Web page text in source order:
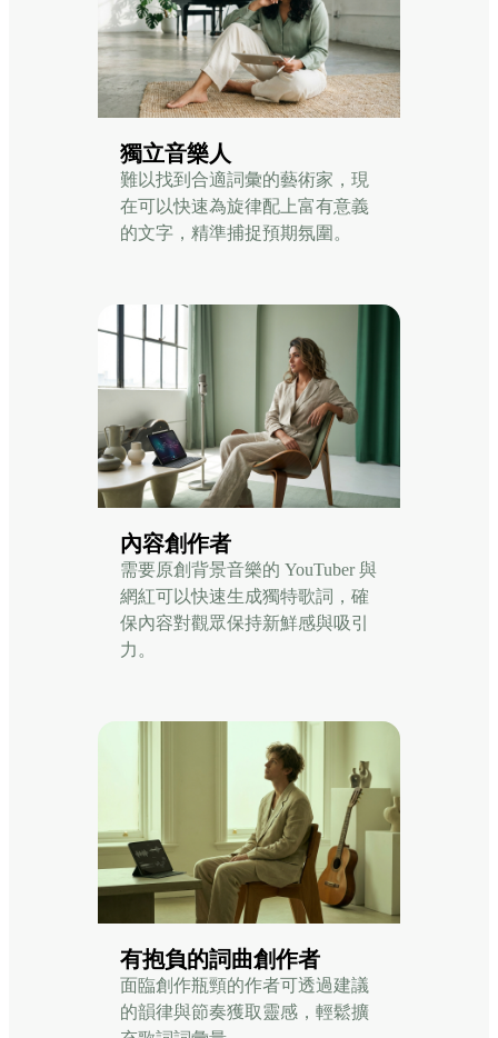
獨立音樂人
難以找到合適詞彙的藝術家，現
在可以快速為旋律配上富有意義
的文字，精準捕捉預期氛圍。
內容創作者
需要原創背景音樂的 YouTuber 與
網紅可以快速生成獨特歌詞，確
保內容對觀眾保持新鮮感與吸引
力。
有抱負的詞曲創作者
面臨創作瓶頸的作者可透過建議
的韻律與節奏獲取靈感，輕鬆擴